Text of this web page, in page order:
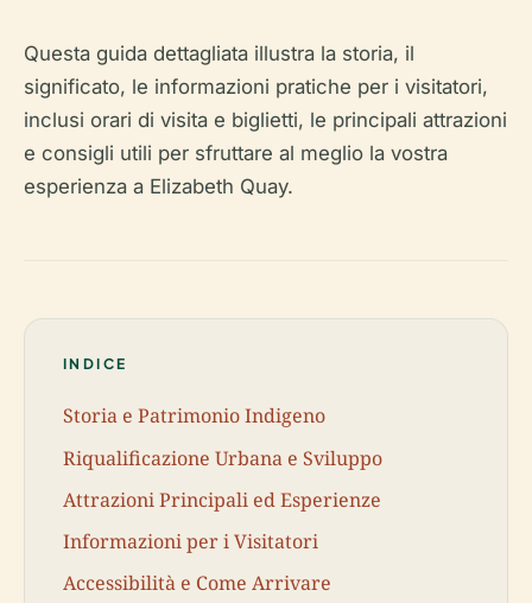
Questa guida dettagliata illustra la storia, il
significato, le informazioni pratiche per i visitatori,
inclusi orari di visita e biglietti, le principali attrazioni
e consigli utili per sfruttare al meglio la vostra
esperienza a Elizabeth Quay.
INDICE
Storia e Patrimonio Indigeno
Riqualificazione Urbana e Sviluppo
Attrazioni Principali ed Esperienze
Informazioni per i Visitatori
Accessibilità e Come Arrivare